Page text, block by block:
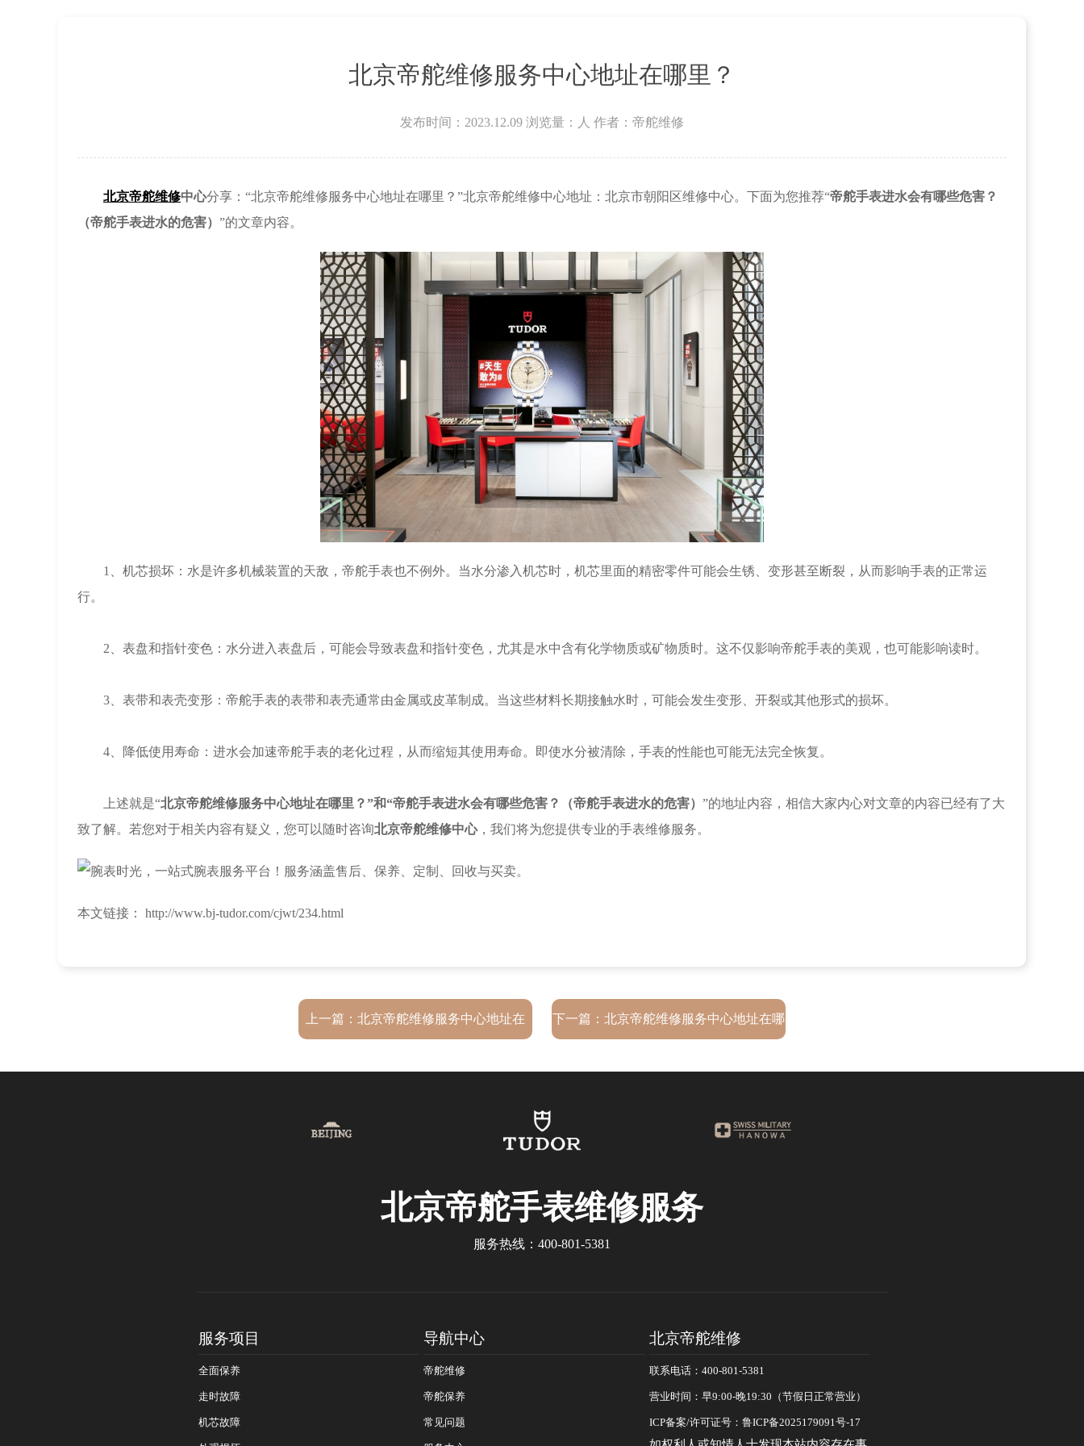
北京帝舵维修服务中心地址在哪里？
发布时间：2023.12.09 浏览量： 人 作者：帝舵维修
北京帝舵维修中心分享：“北京帝舵维修服务中心地址在哪里？”北京帝舵维修中心地址：北京市朝阳区维修中心。下面为您推荐“帝舵手表进水会有哪些危害？
（帝舵手表进水的危害） ”的文章内容。
1、机芯损坏：水是许多机械装置的天敌，帝舵手表也不例外。当水分渗入机芯时，机芯里面的精密零件可能会生锈、变形甚至断裂，从而影响手表的正常运
行。
2、表盘和指针变色：水分进入表盘后，可能会导致表盘和指针变色，尤其是水中含有化学物质或矿物质时。这不仅影响帝舵手表的美观，也可能影响读时。
3、表带和表壳变形：帝舵手表的表带和表壳通常由金属或皮革制成。当这些材料长期接触水时，可能会发生变形、开裂或其他形式的损坏。
4、降低使用寿命：进水会加速帝舵手表的老化过程，从而缩短其使用寿命。即使水分被清除，手表的性能也可能无法完全恢复。
上述就是“北京帝舵维修服务中心地址在哪里？”和“帝舵手表进水会有哪些危害？（帝舵手表进水的危害） ”的地址内容，相信大家内心对文章的内容已经有了大
致了解。若您对于相关内容有疑义，您可以随时咨询北京帝舵维修中心，我们将为您提供专业的手表维修服务。
本文链接： http://www.bj-tudor.com/cjwt/234.html
上一篇： 北京帝舵维修服务中心地址在 下一篇：北京帝舵维修服务中心地址在哪
北京帝舵手表维修服务
服务热线： 400-801-5381
服务项目
全面保养
走时故障
机芯故障
导航中心
帝舵维修
帝舵保养
常见问题
北京帝舵维修
联系电话：400-801-5381
营业时间：早9:00-晚19:30（节假日正常营业）
ICP备案/许可证号：鲁ICP备2025179091号-17